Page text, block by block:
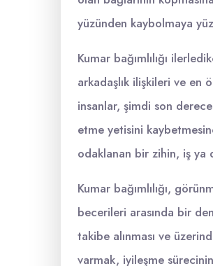
yüzünden kaybolmaya
Kumar bağımlılığı
arkadaşlık ilişkileri ve en
insanlar, şimdi son
etme yetisini
odaklanan bir zihin, iş ya
Kumar bağımlılığı,
becerileri arasında bir
takibe alınması ve
varmak, iyileşme